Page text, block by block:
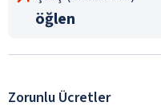
öğlen
Zorunlu Ücretler